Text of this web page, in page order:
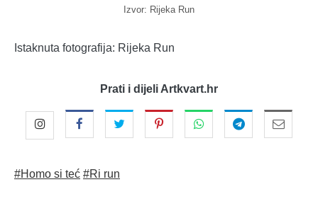
Izvor: Rijeka Run
Istaknuta fotografija: Rijeka Run
Prati i dijeli Artkvart.hr
#Homo si teć #Ri run